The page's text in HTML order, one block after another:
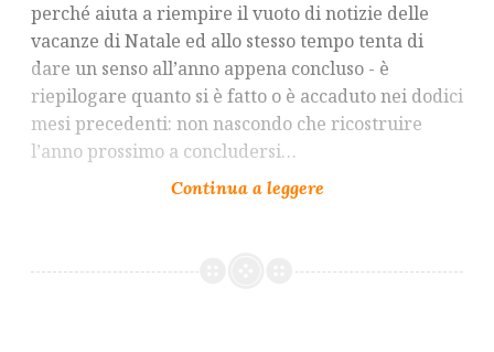
perché aiuta a riempire il vuoto di notizie delle
vacanze di Natale ed allo stesso tempo tenta di
dare un senso all’anno appena concluso - è
riepilogare quanto si è fatto o è accaduto nei dodici
mesi precedenti: non nascondo che ricostruire
l’anno prossimo a concludersi…